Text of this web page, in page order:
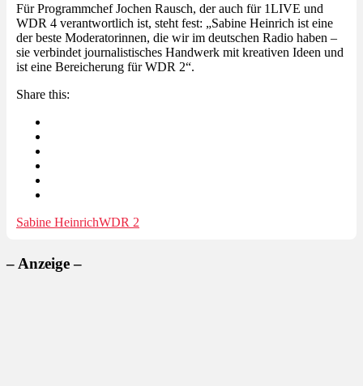
Für Programmchef Jochen Rausch, der auch für 1LIVE und
WDR 4 verantwortlich ist, steht fest: „Sabine Heinrich ist eine
der beste Moderatorinnen, die wir im deutschen Radio haben –
sie verbindet journalistisches Handwerk mit kreativen Ideen und
ist eine Bereicherung für WDR 2“.
Share this:
Sabine HeinrichWDR 2
– Anzeige –